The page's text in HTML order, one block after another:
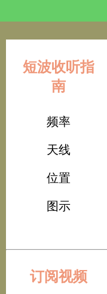
短波收听指
南
频率
天线
位置
图示
订阅视频